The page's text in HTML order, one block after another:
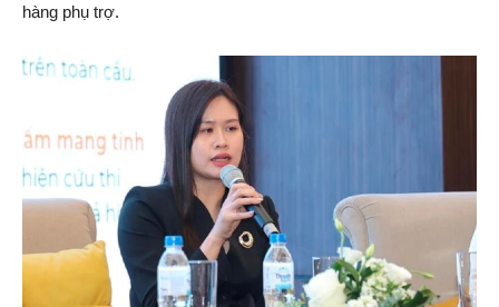
hàng phụ trợ.